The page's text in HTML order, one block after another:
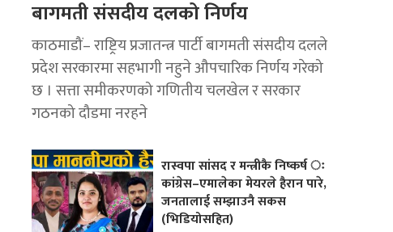
बागमती संसदीय दलको निर्णय
काठमाडौं– राष्ट्रिय प्रजातन्त्र पार्टी बागमती संसदीय दलले
प्रदेश सरकारमा सहभागी नहुने औपचारिक निर्णय गरेको
छ । सत्ता समीकरणको गणितीय चलखेल र सरकार
गठनको दौडमा नरहने
रास्वपा सांसद र मन्त्रीकै निष्कर्ष ः
कांग्रेस–एमालेका मेयरले हैरान पारे,
जनतालाई सम्झाउनै सकस
(भिडियोसहित)